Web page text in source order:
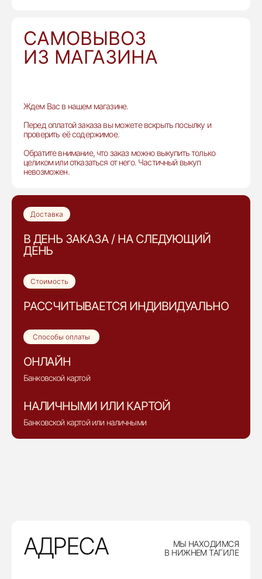
САМОВЫВОЗ
ИЗ МАГАЗИНА
Ждем Вас в нашем магазине.
Перед оплатой заказа вы можете вскрыть посылку и
проверить её содержимое.
Обратите внимание, что заказ можно выкупить только
целиком или отказаться от него. Частичный выкуп
невозможен.
Доставка
В ДЕНЬ ЗАКАЗА / НА СЛЕДУЮЩИЙ
ДЕНЬ
Стоимость
РАССЧИТЫВАЕТСЯ ИНДИВИДУАЛЬНО
Способы оплаты
ОНЛАЙН
Банковской картой
НАЛИЧНЫМИ ИЛИ КАРТОЙ
Банковской картой или наличными
АДРЕСА
МЫ НАХОДИМСЯ
В НИЖНЕМ ТАГИЛЕ